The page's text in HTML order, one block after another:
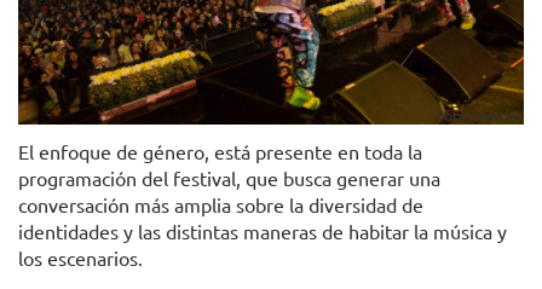
Foto: Idartes.
El enfoque de género, está presente en toda la
programación del festival, que busca generar una
conversación más amplia sobre la diversidad de
identidades y las distintas maneras de habitar la música y
los escenarios.